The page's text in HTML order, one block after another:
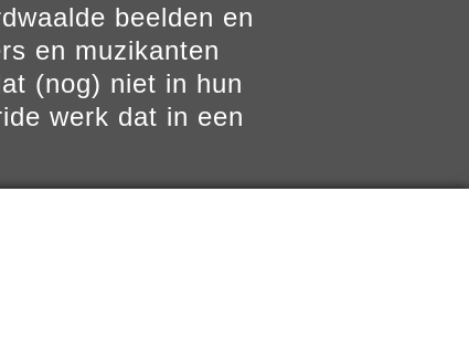
beelden en
en muzikanten
(nog) niet in hun
werk dat in een